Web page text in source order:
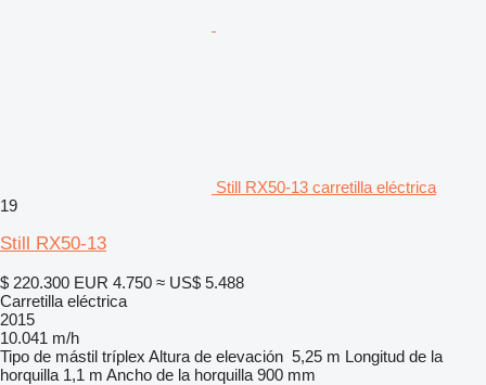
Still RX50-13 carretilla eléctrica
19
Still RX50-13
$ 220.300 EUR 4.750 ≈ US$ 5.488
Carretilla eléctrica
2015
10.041 m/h
Tipo de mástil tríplex Altura de elevación 5,25 m Longitud de la
horquilla 1,1 m Ancho de la horquilla 900 mm